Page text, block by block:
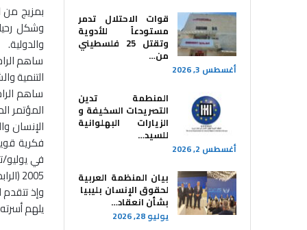
بمزيج من
وشكل
والدولية.
ساهم
التنمية
ساهم
فكرية
في يوليو/تموز 2003
2005 (الرابط…
وإذ
يلهم
قوات الاحتلال تدمر
مستودعاً للأدوية
وتقتل 25 فلسطيني
من…
أغسطس 3, 2026
المنطمة تدين
التصريحات السخيفة و
الزيارات البهلوانية
للسيد…
أغسطس 2, 2026
بيان المنظمة العربية
لحقوق الإنسان بليبيا ​
بشأن انعقاد…
يوليو 28, 2026